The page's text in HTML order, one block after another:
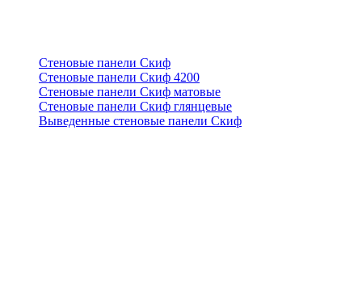
Стеновые панели Скиф
Стеновые панели Скиф 4200
Стеновые панели Скиф матовые
Стеновые панели Скиф глянцевые
Выведенные стеновые панели Скиф